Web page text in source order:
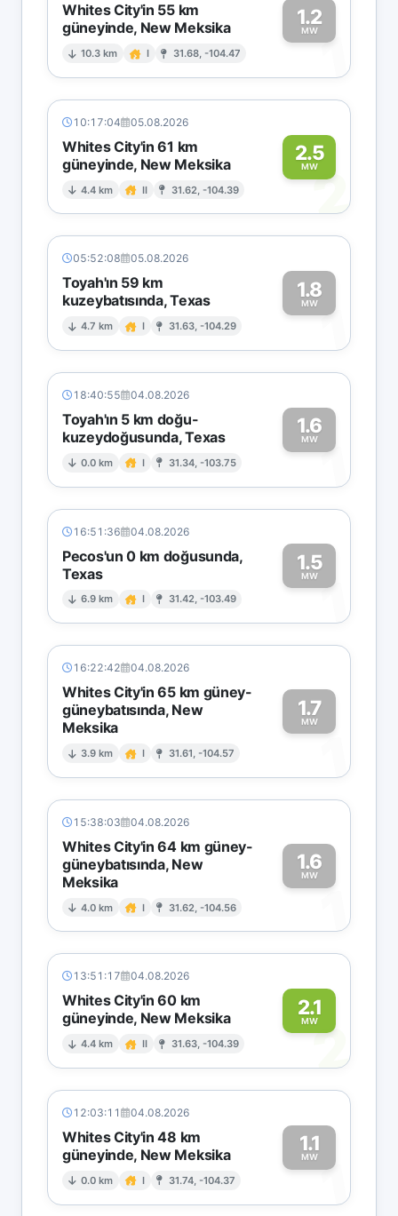
Whites City'in 55 km
güneyinde, New Meksika
10.3 km I 31.68, -104.47
1.2
MW1
10:17:04 05.08.2026
Whites City'in 61 km
güneyinde, New Meksika
4.4 km II 31.62, -104.39
2.5
MW2
05:52:08 05.08.2026
Toyah'ın 59 km
kuzeybatısında, Texas
4.7 km I 31.63, -104.29
1.8
MW1
18:40:55 04.08.2026
Toyah'ın 5 km doğu-
kuzeydoğusunda, Texas
0.0 km I 31.34, -103.75
1.6
MW1
16:51:36 04.08.2026
Pecos'un 0 km doğusunda,
Texas
6.9 km I 31.42, -103.49
1.5
MW1
16:22:42 04.08.2026
Whites City'in 65 km güney-
güneybatısında, New
Meksika
3.9 km I 31.61, -104.57
1.7
MW
1
15:38:03 04.08.2026
Whites City'in 64 km güney-
güneybatısında, New
Meksika
4.0 km I 31.62, -104.56
1.6
MW
1
13:51:17 04.08.2026
Whites City'in 60 km
güneyinde, New Meksika
4.4 km II 31.63, -104.39
2.1
MW2
12:03:11 04.08.2026
Whites City'in 48 km
güneyinde, New Meksika
0.0 km I 31.74, -104.37
1.1
MW1